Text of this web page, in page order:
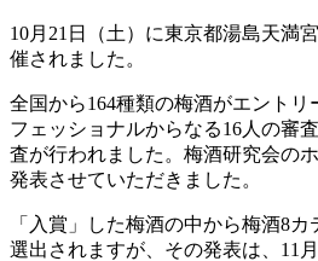
10月21日（土）に東京都湯島天満
催されました。
全国から164種類の梅酒がエントリ
フェッショナルからなる16人の審
査が行われました。梅酒研究会の
発表させていただきました。
「入賞」した梅酒の中から梅酒8
選出されますが、その発表は、11